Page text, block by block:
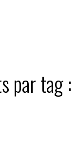
par tag :